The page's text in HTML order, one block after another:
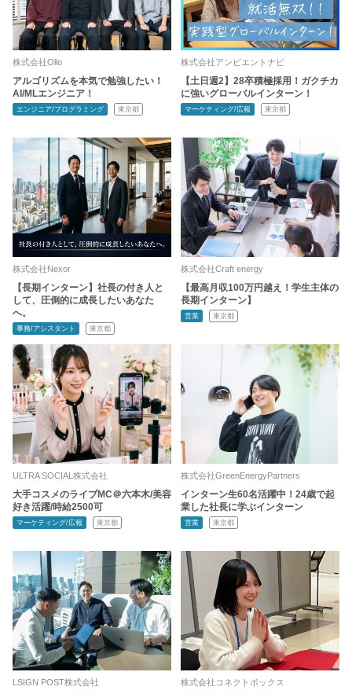
株式会社Ollo
アルゴリズムを本気で勉強したい！
AI/MLエンジニア！
エンジニア/プログラミング 東京都
株式会社アンビエントナビ
【土日週2】28卒積極採用！ガクチカ
に強いグローバルインターン！
マーケティング/広報 東京都
株式会社Nexor
【長期インターン】社長の付き人と
して、圧倒的に成長したいあなた
へ。
事務/アシスタント 東京都
株式会社Craft energy
【最高月収100万円越え！学生主体の
長期インターン】
営業 東京都
ULTRA SOCIAL株式会社
大手コスメのライブMC＠六本木/美容
好き活躍/時給2500可
マーケティング/広報 東京都
株式会社GreenEnergyPartners
インターン生60名活躍中！24歳で起
業した社長に学ぶインターン
営業 東京都
LSIGN POST株式会社 株式会社コネクトボックス